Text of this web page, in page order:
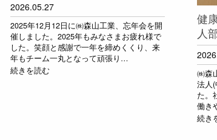
2026.05.27
2025年12月12日に㈱森山工業、忘年会を開
催しました。2025年もみなさまお疲れ様で
した。笑顔と感謝で一年を締めくくり、来
年もチーム一丸となって頑張り…
続きを読む
健
人
㈱森
法人
た。
働き
続き